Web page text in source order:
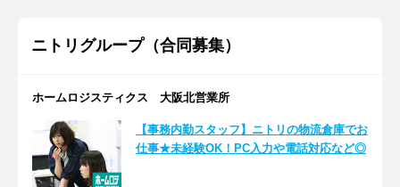
ニトリグループ（合同募集）
ホームロジスティクス 大阪北営業所
【事務内勤スタッフ】ニトリの物流倉庫でお
仕事★未経験OK！PC入力や電話対応など◎